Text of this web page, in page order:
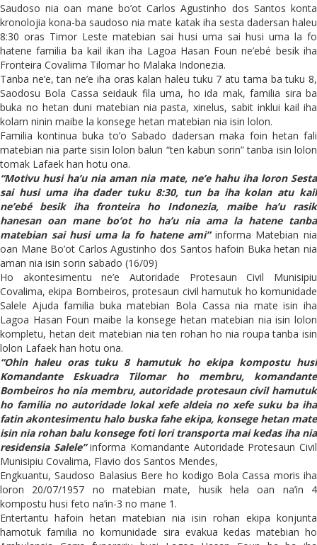
Saudoso nia oan mane bo’ot Carlos Agustinho dos Santos konta
kronolojia kona-ba saudoso nia mate katak iha sesta dadersan haleu
8:30 oras Timor Leste matebian sai husi uma sai husi uma la fo
hatene familia ba kail ikan iha Lagoa Hasan Foun ne’ebé besik iha
Fronteira Covalima Tilomar ho Malaka Indonezia.
Tanba ne’e, tan ne’e iha oras kalan haleu tuku 7 atu tama ba tuku 8,
Saodosu Bola Cassa seidauk fila uma, ho ida mak, familia sira ba
buka no hetan duni matebian nia pasta, xinelus, sabit inklui kail iha
kolam ninin maibe la konsege hetan matebian nia isin lolon.
Familia kontinua buka to’o Sabado dadersan maka foin hetan fali
matebian nia parte sisin lolon balun “ten kabun sorin” tanba isin lolon
tomak Lafaek han hotu ona.
“Motivu husi ha’u nia aman nia mate, ne’e hahu iha loron Sesta
sai husi uma iha dader tuku 8:30, tun ba iha kolan atu kail
ne’ebé besik iha fronteira ho Indonezia, maibe ha’u rasik
hanesan oan mane bo’ot ho ha’u nia ama la hatene tanba
matebian sai husi uma la fo hatene ami” informa Matebian nia
oan Mane Bo’ot Carlos Agustinho dos Santos hafoin Buka hetan nia
aman nia isin sorin sabado (16/09)
Ho akontesimentu ne’e Autoridade Protesaun Civil Munisipiu
Covalima, ekipa Bombeiros, protesaun civil hamutuk ho komunidade
Salele Ajuda familia buka matebian Bola Cassa nia mate isin iha
Lagoa Hasan Foun maibe la konsege hetan matebian nia isin lolon
kompletu, hetan deit matebian nia ten rohan ho nia roupa tanba isin
lolon Lafaek han hotu ona.
“Ohin haleu oras tuku 8 hamutuk ho ekipa kompostu husi
Komandante Eskuadra Tilomar ho membru, komandante
Bombeiros ho nia membru, autoridade protesaun civil hamutuk
ho familia no autoridade lokal xefe aldeia no xefe suku ba iha
fatin akontesimentu halo buska fahe ekipa, konsege hetan mate
isin nia rohan balu konsege foti lori transporta mai kedas iha nia
residensia Salele”informa Komandante Autoridade Protesaun Civil
Munisipiu Covalima, Flavio dos Santos Mendes,
Engkuantu, Saudoso Balasius Bere ho kodigo Bola Cassa moris iha
loron 20/07/1957 no matebian mate, husik hela oan na’in 4
kompostu husi feto na’in-3 no mane 1.
Entertantu hafoin hetan matebian nia isin rohan ekipa konjunta
hamotuk familia no komunidade sira evakua kedas matebian ho